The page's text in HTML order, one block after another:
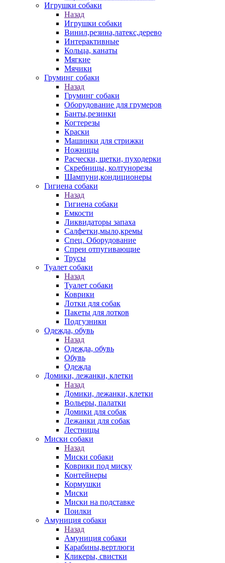
Игрушки собаки
Назад
Игрушки собаки
Винил,резина,латекс,дерево
Интерактивные
Кольца, канаты
Мягкие
Мячики
Груминг собаки
Назад
Груминг собаки
Оборудование для грумеров
Банты,резинки
Когтерезы
Краски
Машинки для стрижки
Ножницы
Расчески, щетки, пуходерки
Скребницы, колтунорезы
Шампуни,кондиционеры
Гигиена собаки
Назад
Гигиена собаки
Емкости
Ликвидаторы запаха
Салфетки,мыло,кремы
Спец. Оборудование
Спреи отпугивающие
Трусы
Туалет собаки
Назад
Туалет собаки
Коврики
Лотки для собак
Пакеты для лотков
Подгузники
Одежда, обувь
Назад
Одежда, обувь
Обувь
Одежда
Домики, лежанки, клетки
Назад
Домики, лежанки, клетки
Вольеры, палатки
Домики для собак
Лежанки для собак
Лестницы
Миски собаки
Назад
Миски собаки
Коврики под миску
Контейнеры
Кормушки
Миски
Миски на подставке
Поилки
Амуниция собаки
Назад
Амуниция собаки
Карабины,вертлюги
Кликеры, свистки